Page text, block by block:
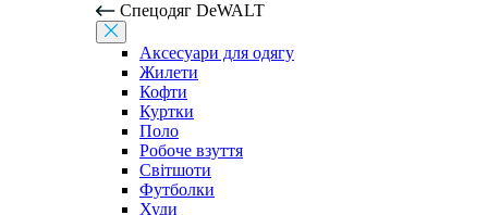
Спецодяг DeWALT
Аксесуари для одягу
Жилети
Кофти
Куртки
Поло
Робоче взуття
Світшоти
Футболки
Худи